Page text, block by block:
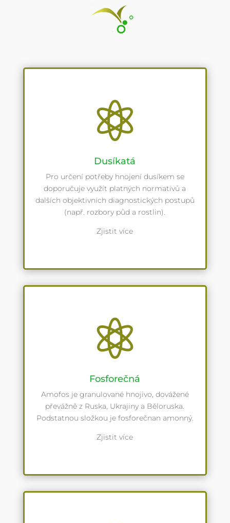

Dusíkatá
Pro určení potřeby hnojení dusíkem se
doporučuje využít platných normativů a
dalších objektivních diagnostických postupů
(např. rozbory půd a rostlin).
Zjistit více

Fosforečná
Amofos je granulované hnojivo, dovážené
převážně z Ruska, Ukrajiny a Běloruska.
Podstatnou složkou je fosforečnan amonný.
Zjistit více